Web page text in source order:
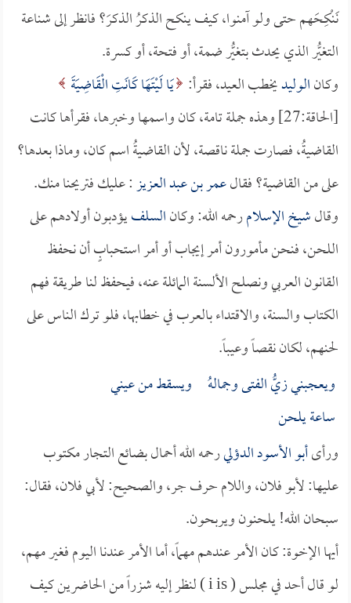
نَنْكِحَهم حتى ولو آمنوا، كيف ينكح الذكرُ الذكرَ؟ فانظر إلى شناعة
التغيُّر الذي يحدث بتغيُّر ضمة، أو فتحة، أو كسرة.
وكانالوليديخطب العيد، فقرأ: يَا لَيْتَهَا كَانَتِ الْقَاضِيَةَ
[الحاقة:27] وهذه جملة تامة، كان واسمها وخبرها، فقرأها كانت
القاضيةُ، فصارت جملة ناقصة، لأن القاضيةُ اسم كان، وماذا بعدها؟
على من القاضية؟ فقالعمر بن عبد العزيز: عليك فتريحنا منك.
وقالشيخ الإسلامرحمه الله: وكانالسلفيؤدبون أولادهم على
اللحن، فنحن مأمورون أمر إيجاب أو أمر استحبابٍ أن نحفظ
القانون العربي ونصلح الألسنة المائلة عنه، فيحفظ لنا طريقة فهم
الكتاب والسنة، والاقتداء بالعرب في خطابها، فلو ترك الناس على
لحنهم، لكان نقصاً وعيباً.
ويعجبني زيُّ الفتى وجمالهُ ويسقط من عيني
ساعة يلحن
ورأىأبو الأسود الدؤليرحمه الله أحمال بضائع التجار مكتوب
عليها: لأبو فلان، واللام حرف جر، والصحيح: لأبي فلان، فقال:
سبحان الله! يلحنون ويربحون.
أيها الإخوة: كان الأمر عندهم مهماً، أما الأمر عندنا اليوم فغير مهم،
لو قال أحد في مجلس ( i is ) لنظر إليه شزراً من الحاضرين كيف